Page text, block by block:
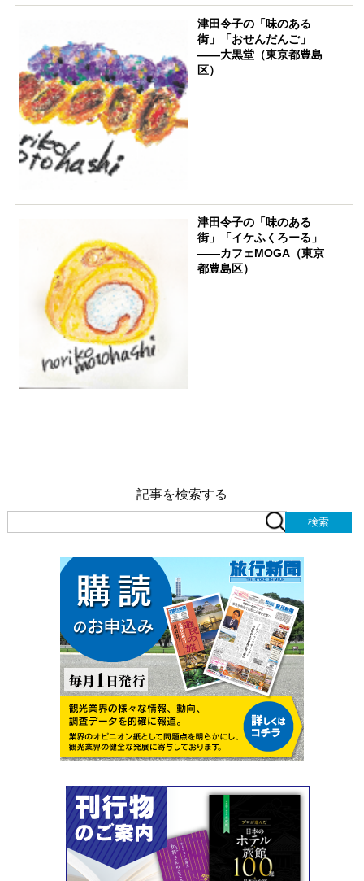
津田令子の「味のある
街」「おせんだんご」
――大黒堂（東京都豊島
区）
津田令子の「味のある
街」「イケふくろーる」
――カフェMOGA（東京
都豊島区）
記事を検索する